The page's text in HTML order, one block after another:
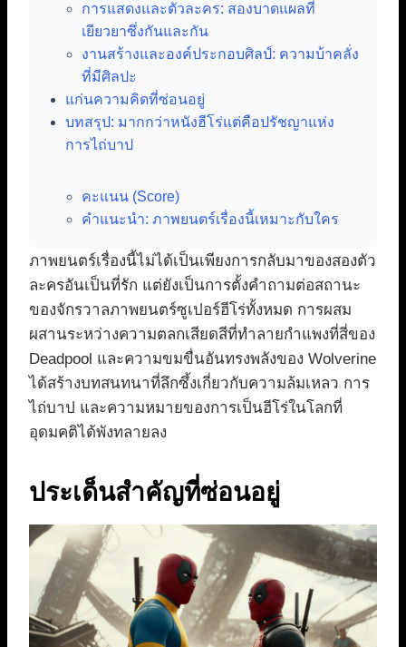
การแสดงและตัวละคร: สองบาดแผลที่
เยียวยาซึ่งกันและกัน
งานสร้างและองค์ประกอบศิลป์: ความบ้าคลั่ง
ที่มีศิลปะ
แก่นความคิดที่ซ่อนอยู่
บทสรุป: มากกว่าหนังฮีโร่แต่คือปรัชญาแห่ง
การไถ่บาป
คะแนน (Score)
คำแนะนำ: ภาพยนตร์เรื่องนี้เหมาะกับใคร
ภาพยนตร์เรื่องนี้ไม่ได้เป็นเพียงการกลับมาของสองตัว
ละครอันเป็นที่รัก แต่ยังเป็นการตั้งคำถามต่อสถานะ
ของจักรวาลภาพยนตร์ซูเปอร์ฮีโร่ทั้งหมด การผสม
ผสานระหว่างความตลกเสียดสีที่ทำลายกำแพงที่สี่ของ
Deadpool และความขมขื่นอันทรงพลังของ Wolverine
ได้สร้างบทสนทนาที่ลึกซึ้งเกี่ยวกับความล้มเหลว การ
ไถ่บาป และความหมายของการเป็นฮีโร่ในโลกที่
อุดมคติได้พังทลายลง
ประเด็นสำคัญที่ซ่อนอยู่